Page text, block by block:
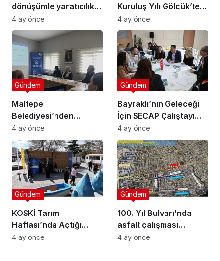
dönüşümle yaratıcılık
buluştu
4 ay önce
Kuruluş Yılı Gölcük’te
Törenle Kutlandı
4 ay önce
Maltepe
Belediyesi’nden
Muhtarlara Toplumsal
Cinsiyet Eşitliği
Semineri
Gündem
4 ay önce
Bayraklı’nın Geleceği
İçin SECAP Çalıştayı
Düzenlendi
Gündem
4 ay önce
KOSKİ Tarım
Haftası’nda Açtığı
Stantta Su Tasarrufu
Gündem
4 ay önce
100. Yıl Bulvarı’nda
asfalt çalışması
gerçekleştirilecek
Gündem
4 ay önce